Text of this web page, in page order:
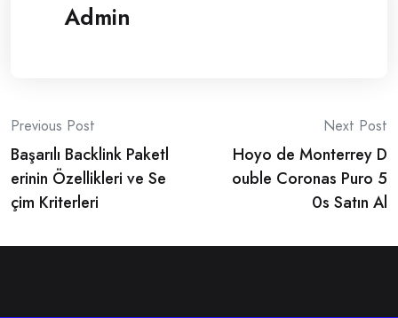
Admin
Post
navigation
Previous Post
Başarılı Backlink Paketl
erinin Özellikleri ve Se
çim Kriterleri
Next Post
Hoyo de Monterrey D
ouble Coronas Puro 5
0s Satın Al